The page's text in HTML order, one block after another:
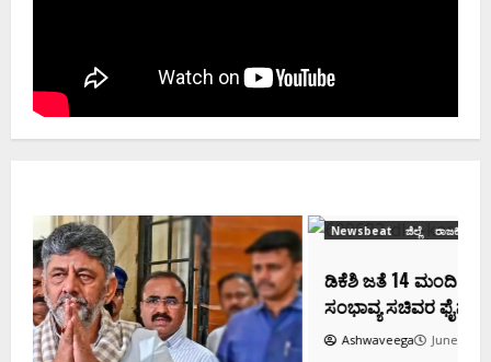
Newsbeat ಜಿಲ್ಲೆ ರಾಜಕೀಯ ರಾಜ್ಯ
ಡಿಕೆಶಿ ಜತೆ 14 ಮಂದಿ ಪ್ರಮಾಣವಚನ ಸಾಧ್ಯತೆ.. ಇಲ್ಲಿದೆ
ಸಂಭಾವ್ಯ ಸಚಿವರ ಫೈನಲ್ ಲಿಸ್ಟ್‌!
Ashwaveega June 3, 2026